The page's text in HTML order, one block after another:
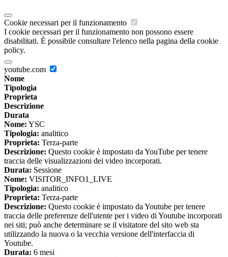
Cookie necessari per il funzionamento
I cookie necessari per il funzionamento non possono essere
disabilitati. È possibile consultare l'elenco nella pagina della cookie
policy.
youtube.com
Nome
Tipologia
Proprieta
Descrizione
Durata
Nome: YSC
Tipologia: analitico
Proprieta: Terza-parte
Descrizione: Questo cookie è impostato da YouTube per tenere
traccia delle visualizzazioni dei video incorporati.
Durata: Sessione
Nome: VISITOR_INFO1_LIVE
Tipologia: analitico
Proprieta: Terza-parte
Descrizione: Questo cookie è impostato da Youtube per tenere
traccia delle preferenze dell'utente per i video di Youtube incorporati
nei siti; può anche determinare se il visitatore del sito web sta
utilizzando la nuova o la vecchia versione dell'interfaccia di
Youtube.
Durata: 6 mesi